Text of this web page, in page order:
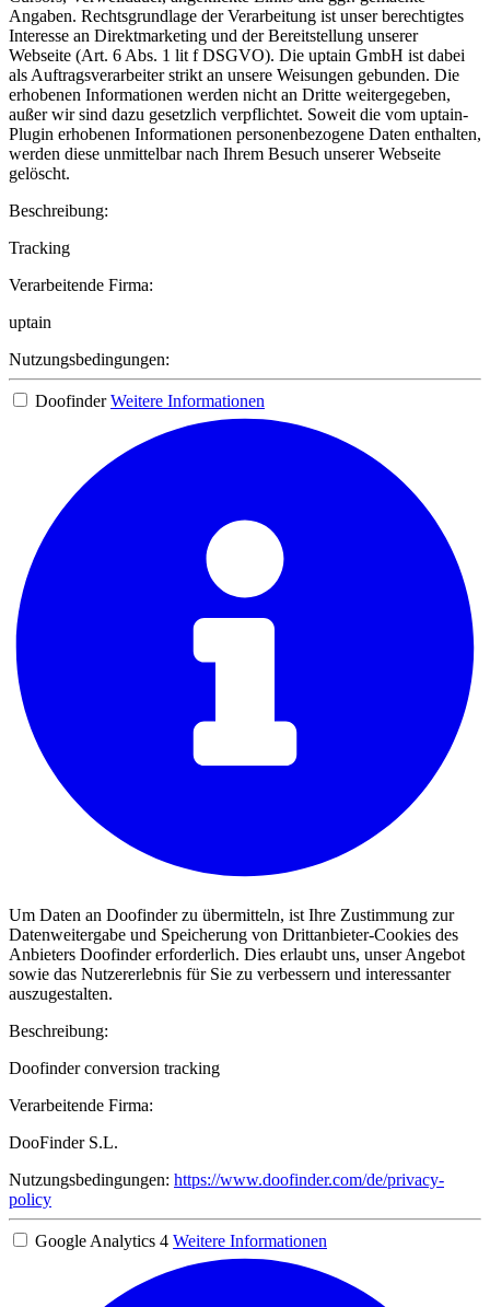
Angaben. Rechtsgrundlage der Verarbeitung ist unser berechtigtes
Interesse an Direktmarketing und der Bereitstellung unserer
Webseite (Art. 6 Abs. 1 lit f DSGVO). Die uptain GmbH ist dabei
als Auftragsverarbeiter strikt an unsere Weisungen gebunden. Die
erhobenen Informationen werden nicht an Dritte weitergegeben,
außer wir sind dazu gesetzlich verpflichtet. Soweit die vom uptain-
Plugin erhobenen Informationen personenbezogene Daten enthalten,
werden diese unmittelbar nach Ihrem Besuch unserer Webseite
gelöscht.
Beschreibung:
Tracking
Verarbeitende Firma:
uptain
Nutzungsbedingungen:
Doofinder Weitere Informationen
Um Daten an Doofinder zu übermitteln, ist Ihre Zustimmung zur
Datenweitergabe und Speicherung von Drittanbieter-Cookies des
Anbieters Doofinder erforderlich. Dies erlaubt uns, unser Angebot
sowie das Nutzererlebnis für Sie zu verbessern und interessanter
auszugestalten.
Beschreibung:
Doofinder conversion tracking
Verarbeitende Firma:
DooFinder S.L.
Nutzungsbedingungen: https://www.doofinder.com/de/privacy-
policy
Google Analytics 4 Weitere Informationen